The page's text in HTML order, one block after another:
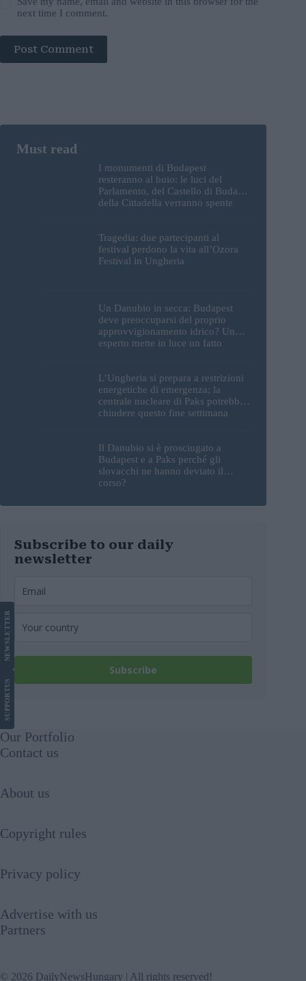
next time I comment.
Post Comment
I monumenti di Budapest
resteranno al buio: le luci del
Parlamento, del Castello di Buda e
della Cittadella verranno spente
Tragedia: due partecipanti al
festival perdono la vita all’Ozora
Festival in Ungheria
Un Danubio in secca: Budapest
deve preoccuparsi del proprio
approvvigionamento idrico? Un
esperto mette in luce un fatto
L’Ungheria si prepara a restrizioni
energetiche di emergenza; la
centrale nucleare di Paks potrebbe
chiudere questo fine settimana
Il Danubio si è prosciugato a
Budapest e a Paks perché gli
slovacchi ne hanno deviato il
corso?
Subscribe to our daily
newsletter
Subscribe
SUPPORT
US
NEWS
LETTER
Our Portfolio
Contact us
About us
Copyright rules
Privacy policy
Advertise with us
Partners
© 2026 DailyNewsHungary | All rights reserved!